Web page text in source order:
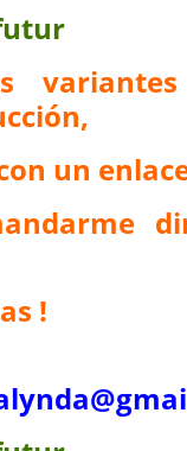
un
!